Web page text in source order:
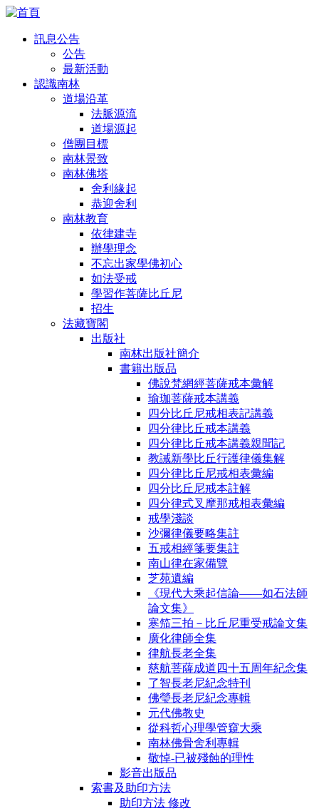
訊息公告
公告
最新活動
認識南林
道場沿革
法脈源流
道場源起
僧團目標
南林景致
南林佛塔
舍利緣起
恭迎舍利
南林教育
依律建寺
辦學理念
不忘出家學佛初心
如法受戒
學習作菩薩比丘尼
招生
法藏寶閣
出版社
南林出版社簡介
書籍出版品
佛說梵網經菩薩戒本彙解
瑜珈菩薩戒本講義
四分比丘尼戒相表記講義
四分律比丘戒本講義
四分律比丘戒本講義親聞記
教誡新學比丘行護律儀集解
四分律比丘尼戒相表彙編
四分比丘尼戒本註解
四分律式叉摩那戒相表彙編
戒學淺談
沙彌律儀要略集註
五戒相經箋要集註
南山律在家備覽
芝苑遺編
《現代大乘起信論――如石法師
論文集》
寒笳三拍－比丘尼重受戒論文集
廣化律師全集
律航長老全集
慈航菩薩成道四十五周年紀念集
了智長老尼紀念特刊
佛瑩長老尼紀念專輯
元代佛教史
從科哲心理學管窺大乘
南林佛骨舍利專輯
敬悼-已被殘蝕的理性
影音出版品
索書及助印方法
助印方法 修改